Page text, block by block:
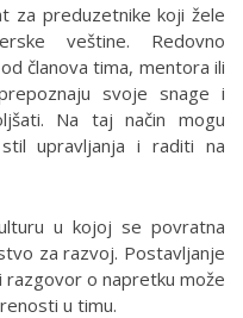
za preduzetnike koji žele
veštine. Redovno
članova tima, mentora ili
svoje snage i
Na taj način mogu
upravljanja i raditi na
u kojoj se povratna
za razvoj. Postavljanje
razgovor o napretku može
u timu.